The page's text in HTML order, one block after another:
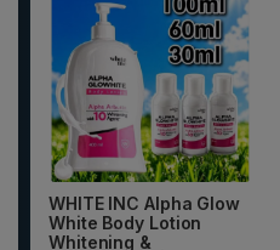
WHITE INC Alpha Glow
White Body Lotion
Whitening &